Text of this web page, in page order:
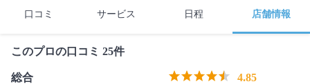
口コミ サービス 日程 店舗情報
このプロの口コミ 25件
総合 4.85